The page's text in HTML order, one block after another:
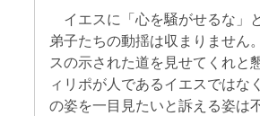
イエスに「心を騒がせるな」
弟子たちの動揺は収まりません
スの示された道を見せてくれと
ィリポが人であるイエスではな
の姿を一目見たいと訴える姿は